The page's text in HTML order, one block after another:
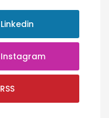
Linkedin
Instagram
RSS